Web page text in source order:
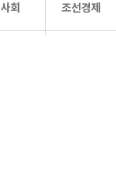
사회 조선경제